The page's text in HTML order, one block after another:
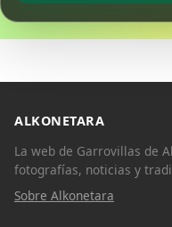
ALKONETARA
La web de Garrovillas de
fotografías, noticias y
Sobre Alkonetara